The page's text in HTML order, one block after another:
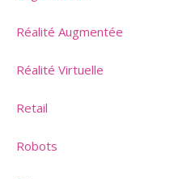
Réalité Augmentée
Réalité Virtuelle
Retail
Robots